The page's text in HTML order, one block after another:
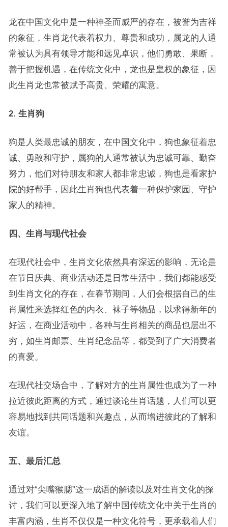
龙在中国文化中是一种神圣而威严的存在，被誉为吉祥
的象征，生肖龙代表着权力、尊贵和成功，属龙的人通
常被认为具有领导才能和远见卓识，他们勇敢、果断，
善于把握机遇，在传统文化中，龙也是皇权的象征，因
此生肖龙也常被赋予高贵、荣耀的寓意。
2. 生肖狗
狗是人类最忠诚的朋友，在中国文化中，狗也象征着忠
诚、勇敢和守护，属狗的人通常被认为忠诚可靠、勤奋
努力，他们对待朋友和家人都非常忠诚，狗也是看家护
院的好帮手，因此生肖狗也代表着一种保护家园、守护
家人的精神。
四、生肖与现代社会
在现代社会中，生肖文化依然具有深远的影响，无论是
在节日庆典、商业活动还是日常生活中，我们都能感受
到生肖文化的存在，在春节期间，人们会根据自己的生
肖属性来选择红色的内衣、袜子等物品，以求得新年的
好运，在商业活动中，各种与生肖相关的商品也层出不
穷，如生肖邮票、生肖纪念品等，都受到了广大消费者
的喜爱。
在现代社交场合中，了解对方的生肖属性也成为了一种
拉近彼此距离的方式，通过谈论生肖话题，人们可以更
容易地找到共同话题和兴趣点，从而增进彼此的了解和
友谊。
五、最后汇总
通过对“尖嘴猴腮”这一成语的解读以及对生肖文化的探
讨，我们可以更深入地了解中国传统文化中关于生肖的
丰富内涵，生肖不仅仅是一种文化符号，更承载着人们